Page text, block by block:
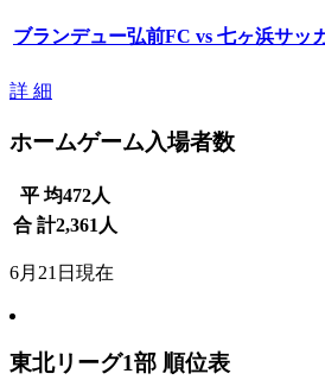
ブランデュー弘前FC vs 七ヶ浜サッ
詳 細
ホームゲーム入場者数
平 均472人
合 計2,361 人
6月21日現在
東北リーグ1部 順位表